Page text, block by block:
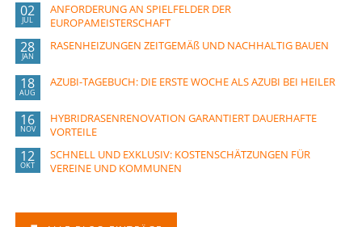
02
JUL
ANFORDERUNG AN SPIELFELDER DER
EUROPAMEISTERSCHAFT
28
JAN
RASENHEIZUNGEN ZEITGEMÄß UND NACHHALTIG BAUEN
18
AUG
AZUBI-TAGEBUCH: DIE ERSTE WOCHE ALS AZUBI BEI HEILER
16
NOV
HYBRIDRASENRENOVATION GARANTIERT DAUERHAFTE
VORTEILE
12
OKT
SCHNELL UND EXKLUSIV: KOSTENSCHÄTZUNGEN FÜR
VEREINE UND KOMMUNEN